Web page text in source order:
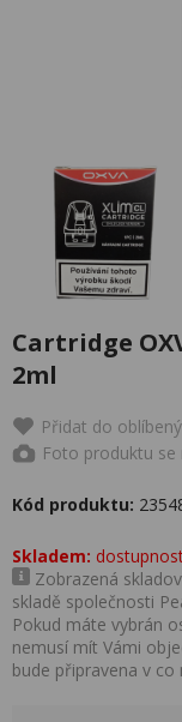
Cartridge
2ml
Přidat do
Foto produktu
Kód produktu:
Skladem:
Zobrazená
skladě společnosti
Pokud máte vybrán
nemusí mít Vámi
bude připravena v